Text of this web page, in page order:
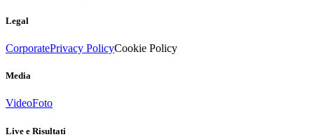
Legal
CorporatePrivacy PolicyCookie Policy
Media
VideoFoto
Live e Risultati